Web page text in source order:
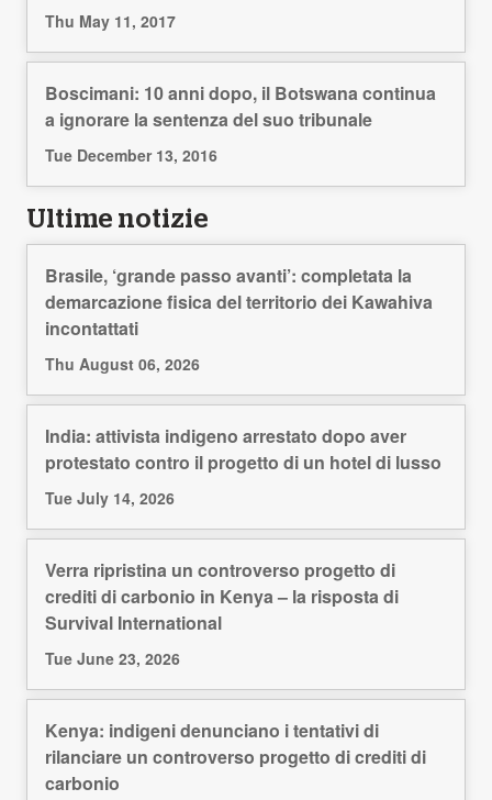
Thu May 11, 2017
Boscimani: 10 anni dopo, il Botswana continua
a ignorare la sentenza del suo tribunale
Tue December 13, 2016
Ultime notizie
Brasile, ‘grande passo avanti’: completata la
demarcazione fisica del territorio dei Kawahiva
incontattati
Thu August 06, 2026
India: attivista indigeno arrestato dopo aver
protestato contro il progetto di un hotel di lusso
Tue July 14, 2026
Verra ripristina un controverso progetto di
crediti di carbonio in Kenya – la risposta di
Survival International
Tue June 23, 2026
Kenya: indigeni denunciano i tentativi di
rilanciare un controverso progetto di crediti di
carbonio